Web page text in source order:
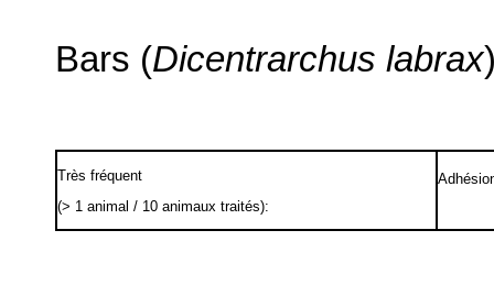
Bars (Dicentrarchus labrax
Très fréquent
(> 1 animal / 10 animaux traités):